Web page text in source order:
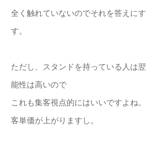
全く触れていないのでそれを答えに
す。
ただし、スタンドを持っている人は
能性は高いので
これも集客視点的にはいいですよね。
客単価が上がりますし。